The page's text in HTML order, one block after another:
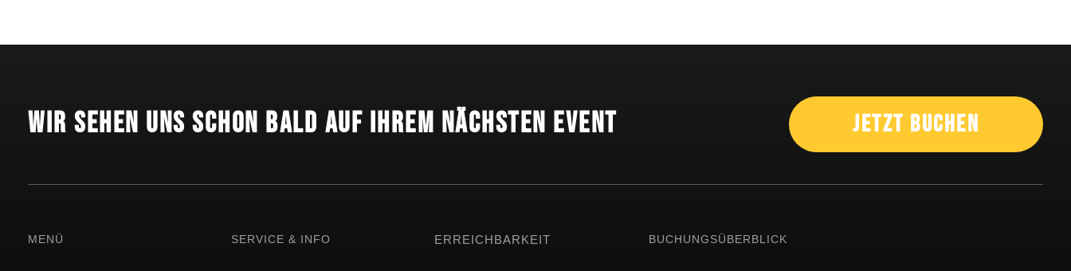
Wir sehen uns schon bald auf Ihrem nächsten Event Jetzt Buchen
MENÜ SERVICE & INFO ERREICHBARKEIT BUCHUNGSÜBERBLICK